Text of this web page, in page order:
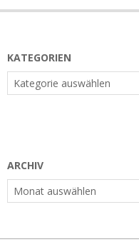
KATEGORIEN
Kategorien
ARCHIV
Archiv